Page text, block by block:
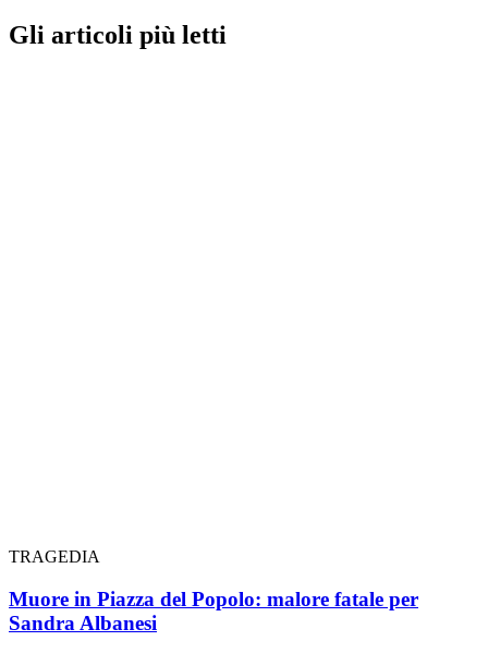
Gli articoli più letti
TRAGEDIA
Muore in Piazza del Popolo: malore fatale per
Sandra Albanesi